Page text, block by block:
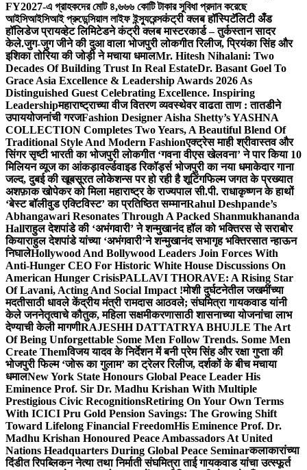
FY2027-এ গ্রাহকদের মোট ৪,৬৬৬ কোটি টাকার সুবিধা প্রদান করেছে
আইসিআইসিআই প্রুডেন্সিয়াল লাইফ ইন্স্যুরেন্সकंट्री क्लब हॉस्पिटॅलिटी अँड
हॉलिडेज प्रायव्हेट लिमिटेडने कंट्री क्लब मास्टरकार्ड – तुर्कस्तान सादर
केले.जुग-जुग जीने की दुआ वाला भोजपुरी लोकगीत रिलीज, प्रियंका सिंह और
इशिका तोरिया की जोड़ी ने मचाया धमालMr. Hitesh Nihalani: Two
Decades Of Building Trust In Real EstateDr. Basant Goel To
Grace Asia Excellence & Leadership Awards 2026 As
Distinguished Guest Celebrating Excellence. Inspiring
Leadershipमहाराष्ट्राच्या वीज वितरण व्यवस्थेवर वाढता ताण : तातडीने
उपाययोजनांची गरजFashion Designer Aisha Shetty’s YASHNA
COLLECTION Completes Two Years, A Beautiful Blend Of
Traditional Style And Modern Fashionएक्ट्रेस माही श्रीवास्तव और
सिंगर सृष्टी भारती का भोजपुरी लोकगीत ‘गवना वीएस खेलवना’ ने पार किया 10
मिलियन व्यूज का आंकड़ावर्ल्डवाइड रिकॉर्ड्स भोजपुरी का नया धमाकेदार गाना
जल्द, दुबई की खूबसूरत लोकेशन्स पर हो रही है शूटिंगफिल्म जगत के प्रख्यात
अशफ़ाक खोपेकर को मिला महाराष्ट्र के राज्यपाल सी.पी. राधाकृष्णन के हाथों
‘बेस्ट बॉलीवुड एक्टिविस्ट’ का प्रतिष्ठित सम्मानRahul Deshpande’s
Abhangawari Resonates Through A Packed Shanmukhananda
Hallराहुल देशपांडे की ‘अभंगवारी’ ने शन्मुखानंद हॉल को भक्तिरस से सराबोर
कियाराहुल देशपांडे यांच्या ‘अभंगवारी’ने शन्मुखानंद सभागृह भक्तिरसात न्हाऊन
निघालेHollywood And Bollywood Leaders Join Forces With
Anti-Hunger CEO For Historic White House Discussions On
American Hunger CrisisPALLAVI THORAVE: A Rising Star
Of Lavani, Acting And Social Impact !मोशी दुर्घटनेतील जखमींच्या
मदतीसाठी धावले केंद्रीय मंत्री रामदास आठवले; संघमित्रा गायकवाड यांनी
केले जननेतृत्वाचे कौतुक, महिला सक्षमीकरणासाठी शासनाच्या योजनांचा लाभ
देण्याची केली मागणीRAJESHH DATTATRYA BHUJLE The Art
Of Being Unforgettable Some Men Follow Trends. Some Men
Create Themविजय यादव के निर्देशन में बनी प्रेम सिंह और रक्षा गुप्ता की
भोजपुरी फिल्म ‘जोरू का गुलाम’ का ट्रेलर रिलीज, दर्शकों के बीच मचाया
धमालNew York State Honours Global Peace Leader His
Eminence Prof. Sir Dr. Madhu Krishan With Multiple
Prestigious Civic RecognitionsRetiring On Your Own Terms
With ICICI Pru Gold Pension Savings: The Growing Shift
Toward Lifelong Financial FreedomHis Eminence Prof. Dr.
Madhu Krishan Honoured Peace Ambassadors At United
Nations Headquarters During Global Peace Seminarकलाकारांच्या
दिंडीत रिपब्लिकन नेत्या तथा निर्माती संघमित्रा ताई गायकवाड यांचा उत्स्फूर्त